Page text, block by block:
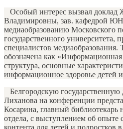
Особый интерес вызвал
Владимировны, зав. кафедрой
медиаобразованию Московского
государственного университета,
специалистов медиаобразования.
обозначена как
структура, основные
информационное здоровье детей
Белгородскую
Лиханова на конференции
Косарина, главный библиотекарь
отдела, с выступлением об опыте